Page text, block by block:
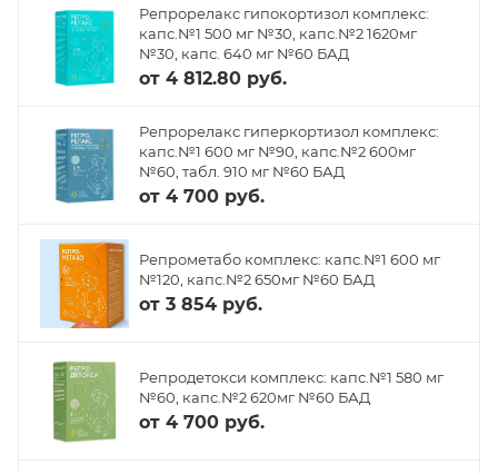
Репрорелакс гипокортизол комплекс:
капс.№1 500 мг №30, капс.№2 1620мг
№30, капс. 640 мг №60 БАД
от 4 812.80 руб.
Репрорелакс гиперкортизол комплекс:
капс.№1 600 мг №90, капс.№2 600мг
№60, табл. 910 мг №60 БАД
от 4 700 руб.
Репрометабо комплекс: капс.№1 600 мг
№120, капс.№2 650мг №60 БАД
от 3 854 руб.
Репродетокси комплекс: капс.№1 580 мг
№60, капс.№2 620мг №60 БАД
от 4 700 руб.